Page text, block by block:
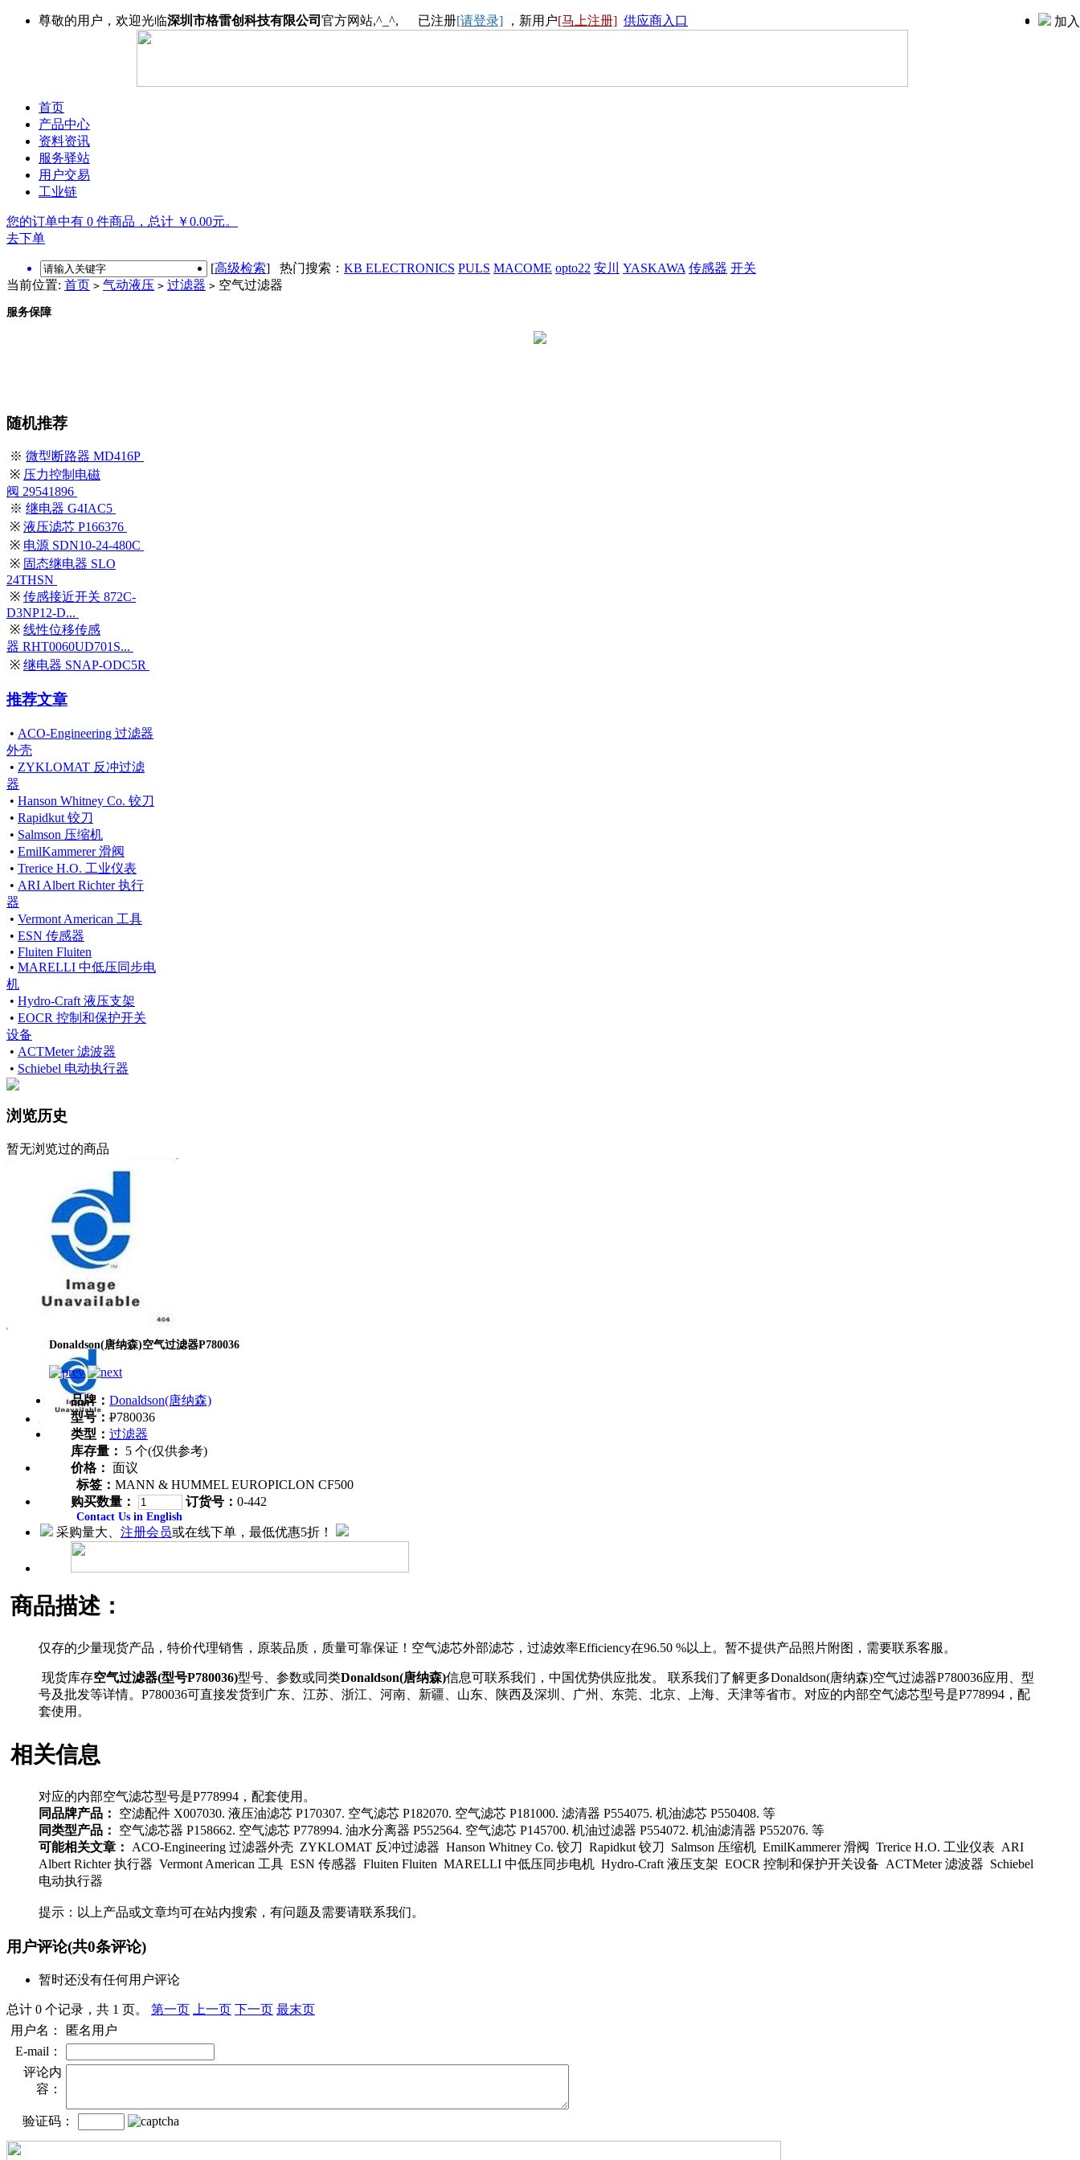
尊敬的用户，欢迎光临深圳市格雷创科技有限公司 官方网站,^_^, 已注册[请登录] ，新用户[马上注册] 供应商入口 加
首页
产品中心
资料资讯
服务驿站
用户交易
工业链
您的订单中有 0 件商品，总计 ￥0.00元。
去下单
[高级检索] 热门搜索： KB ELECTRONICS PULS MACOME opto22 安川 YASKAWA 传感器 开关
当前位置: 首页 > 气动液压 > 过滤器 > 空气过滤器
服务保障
随机推荐
※ 微型断路器 MD416P
※ 压力控制电磁
阀 29541896
※ 继电器 G4IAC5
※ 液压滤芯 P166376
※ 电源 SDN10-24-480C
※ 固态继电器 SLO
24THSN
※ 传感接近开关 872C-
D3NP12-D...
※ 线性位移传感
器 RHT0060UD701S...
※ 继电器 SNAP-ODC5R
推荐文章
• ACO-Engineering 过滤器
外壳
• ZYKLOMAT 反冲过滤
器
• Hanson Whitney Co. 铰刀
• Rapidkut 铰刀
• Salmson 压缩机
• EmilKammerer 滑阀
• Trerice H.O. 工业仪表
• ARI Albert Richter 执行
器
• Vermont American 工具
• ESN 传感器
• Fluiten Fluiten
• MARELLI 中低压同步电
机
• Hydro-Craft 液压支架
• EOCR 控制和保护开关
设备
• ACTMeter 滤波器
• Schiebel 电动执行器
浏览历史
暂无浏览过的商品
Donaldson(唐纳森)空气过滤器P780036
品牌： Donaldson(唐纳森)
型号：P780036
类型： 过滤器
库存量：
5 个(仅供参考)
价格： 面议
标签： MANN & HUMMEL EUROPICLON CF500
购买数量：
订货号： 0-442
Contact Us in English
采购量大、 注册会员或在线下单，最低优惠5折！
商品描述：
仅存的少量现货产品，特价代理销售，原装品质，质量可靠保证！空气滤芯外部滤芯，过滤效率Efficiency在96.50 %以上。暂不提供产品照片附图，需要联系客服。
现货库存空气过滤器(型号P780036)型号、参数或同类Donaldson(唐纳森)信息可联系我们，中国优势供应批发。 联系我们了解更多Donaldson(唐纳森)空气过滤器P780036应用、型
号及批发等详情。P780036可直接发货到广东、江苏、浙江、河南、新疆、山东、陕西及深圳、广州、东莞、北京、上海、天津等省市。对应的内部空气滤芯型号是P778994，配
套使用。
相关信息
对应的内部空气滤芯型号是P778994，配套使用。
同品牌产品：
空滤配件 X007030. 液压油滤芯 P170307. 空气滤芯 P182070. 空气滤芯 P181000. 滤清器 P554075. 机油滤芯 P550408. 等
同类型产品：
空气滤芯器 P158662. 空气滤芯 P778994. 油水分离器 P552564. 空气滤芯 P145700. 机油过滤器 P554072. 机油滤清器 P552076. 等
可能相关文章：
ACO-Engineering 过滤器外壳 ZYKLOMAT 反冲过滤器 Hanson Whitney Co. 铰刀 Rapidkut 铰刀 Salmson 压缩机 EmilKammerer 滑阀 Trerice H.O. 工业仪表 ARI
Albert Richter 执行器 Vermont American 工具 ESN 传感器 Fluiten Fluiten MARELLI 中低压同步电机 Hydro-Craft 液压支架 EOCR 控制和保护开关设备 ACTMeter 滤波器 Schiebel
电动执行器
提示：以上产品或文章均可在站内搜索，有问题及需要请联系我们。
用户评论(共0条评论)
暂时还没有任何用户评论
总计 0 个记录，共 1 页。 第一页 上一页 下一页 最末页
用户名：
匿名用户
E-mail：
评论内
容：
验证码：